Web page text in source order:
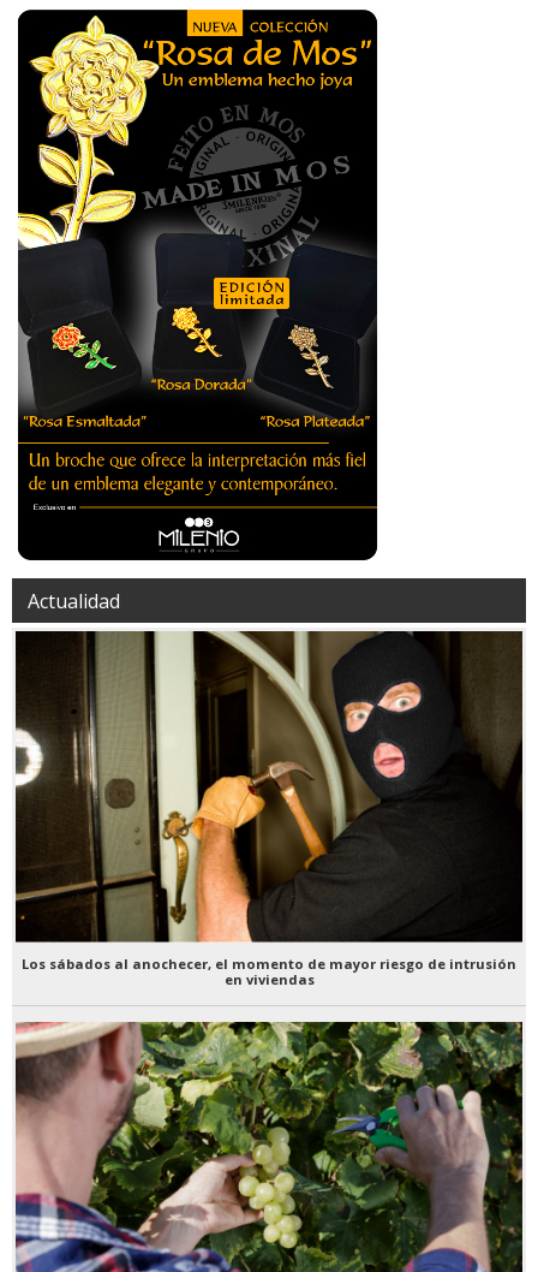
Actualidad
Los sábados al anochecer, el momento de mayor riesgo de intrusión
en viviendas